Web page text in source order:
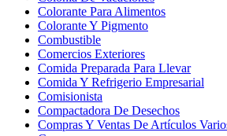
Colorante Para Alimentos
Colorante Y Pigmento
Combustible
Comercios Exteriores
Comida Preparada Para Llevar
Comida Y Refrigerio Empresarial
Comisionista
Compactadora De Desechos
Compras Y Ventas De Artículos